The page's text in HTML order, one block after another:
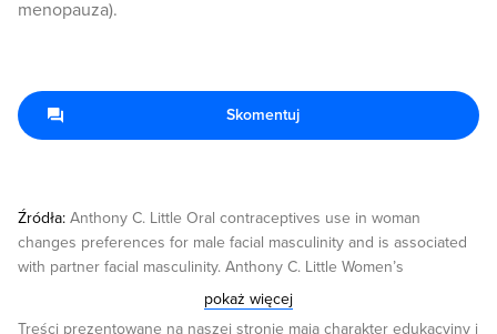
menopauza).
Źródła: Anthony C. Little Oral contraceptives use in woman
changes preferences for male facial masculinity and is associated
with partner facial masculinity. Anthony C. Little Women’s
preferences for masculinity in male faces are highest during
reproductive age ranger and lower around puberty and post-
pokaż więcej
Treści prezentowane na naszej stronie mają charakter edukacyjny i
Skomentuj